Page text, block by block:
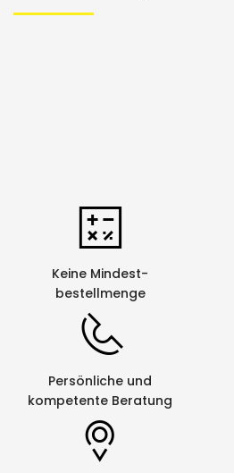
Keine Mindest-
bestellmenge
Persönliche und
kompetente Beratung